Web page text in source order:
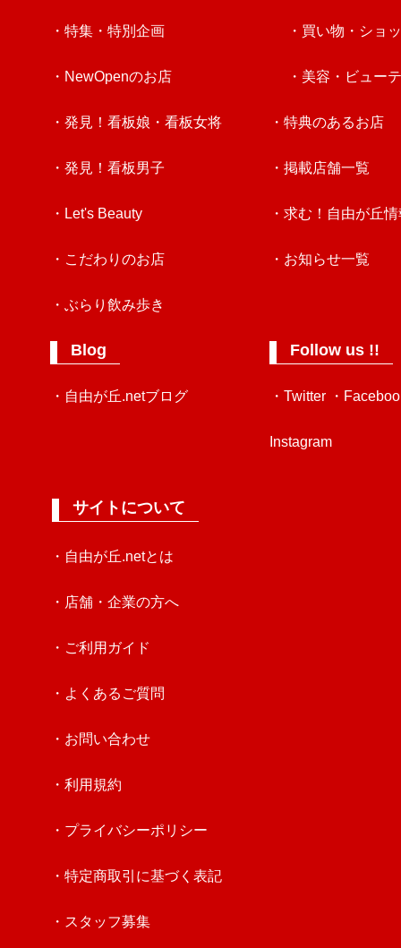
・特集・特別企画
・NewOpenのお店
・発見！看板娘・看板女将
・発見！看板男子
・Let's Beauty
・こだわりのお店
・ぶらり飲み歩き
Blog
・自由が丘.netブログ
・買い物・ショ
・美容・ビュー
・特典のあるお店
・掲載店舗一覧
・求む！自由が丘
・お知らせ一覧
Follow us !!
・Twitter ・
Instagram
サイトについて
・自由が丘.netとは
・店舗・企業の方へ
・ご利用ガイド
・よくあるご質問
・お問い合わせ
・利用規約
・プライバシーポリシー
・特定商取引に基づく表記
・スタッフ募集